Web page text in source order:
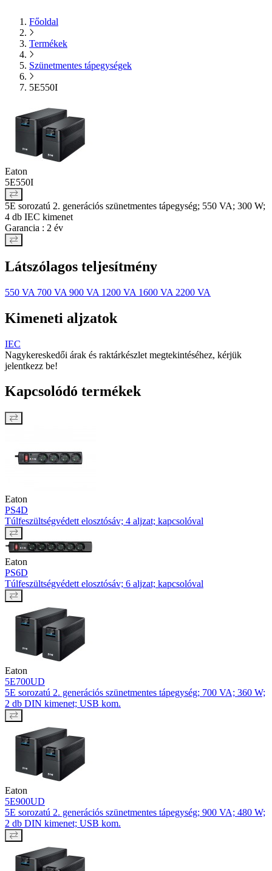
Főoldal
Termékek
Szünetmentes tápegységek
5E550I
Eaton
5E550I
5E sorozatú 2. generációs szünetmentes tápegység; 550 VA; 300 W;
4 db IEC kimenet
Garancia : 2 év
Látszólagos teljesítmény
550 VA 700 VA 900 VA 1200 VA 1600 VA 2200 VA
Kimeneti aljzatok
IEC
Nagykereskedői árak és raktárkészlet megtekintéséhez, kérjük
jelentkezz be!
Kapcsolódó termékek
Eaton
PS4D
Túlfeszültségvédett elosztósáv; 4 aljzat; kapcsolóval
Eaton
PS6D
Túlfeszültségvédett elosztósáv; 6 aljzat; kapcsolóval
Eaton
5E700UD
5E sorozatú 2. generációs szünetmentes tápegység; 700 VA; 360 W;
2 db DIN kimenet; USB kom.
Eaton
5E900UD
5E sorozatú 2. generációs szünetmentes tápegység; 900 VA; 480 W;
2 db DIN kimenet; USB kom.